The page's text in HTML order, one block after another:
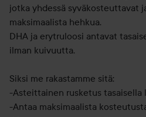
jotka yhdessä syväkosteuttavat
maksimaalista hehkua.
DHA ja erytruloosi antavat
ilman kuivuutta.
Siksi me rakastamme sitä:
-Asteittainen rusketus tasaisella
-Antaa maksimaalista